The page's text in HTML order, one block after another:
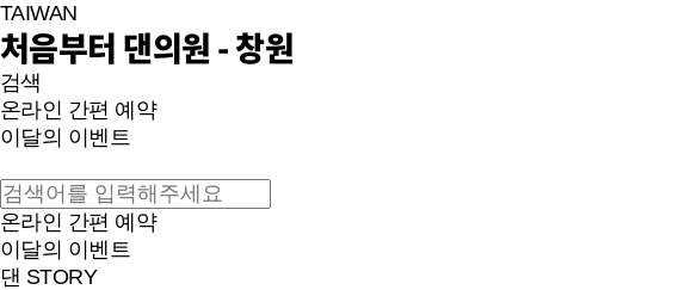
TAIWAN
처음부터 댄의원 - 창원
검색
온라인 간편 예약
이달의 이벤트
온라인 간편 예약
이달의 이벤트
댄 STORY